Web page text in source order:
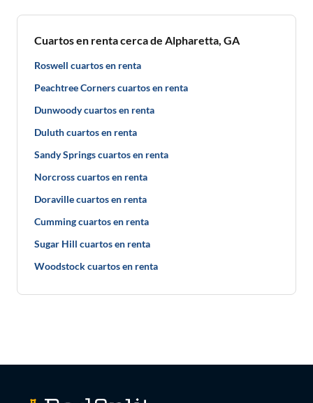
Cuartos en renta cerca de Alpharetta, GA
Roswell cuartos en renta
Peachtree Corners cuartos en renta
Dunwoody cuartos en renta
Duluth cuartos en renta
Sandy Springs cuartos en renta
Norcross cuartos en renta
Doraville cuartos en renta
Cumming cuartos en renta
Sugar Hill cuartos en renta
Woodstock cuartos en renta